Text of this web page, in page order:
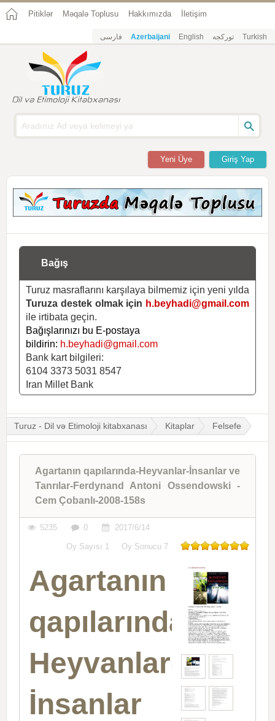
Pitiklər Məqalə Toplusu Hakkımızda İletişim
فارسی Azerbaijani English تورکجه Turkish
Giriş Yap
Yeni Üye
Bağış
Turuz masraflarını karşılaya bilmemiz için yeni yılda
Turuza destek olmak için h.beyhadi@gmail.com
ile irtibata geçin.
Bağışlarınızı bu E-postaya
bildirin: h.beyhadi@gmail.com
Bank kart bilgileri:
6104 3373 5031 8547
Iran Millet Bank
Turuz - Dil və Etimoloji kitabxanası Kitaplar Felsefe
Agartanın qapılarında-Heyvanlar-İnsanlar ve
Tanrılar-Ferdynand Antoni Ossendowski -
Cem Çobanlı-2008-158s
5235 0 2017/6/14
Oy Sayısı 1 Oy Sonucu 7
Agartanın
qapılarında-
Heyvanlar-
İnsanlar